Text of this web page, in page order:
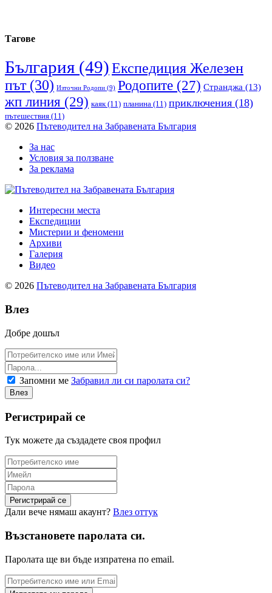
Тагове
България (49)Експедиция Железен
път(30) Източни Родопи (9) Родопите (27) Странджа (13)
жп линия (29) каяк(11) планина (11) приключения (18)
пътешествия (11)
© 2026 Пътеводител на Забравената България
За нас
Условия за ползване
За реклама
Интересни места
Експедиции
Мистерии и феномени
Архиви
Галерия
Видео
© 2026 Пътеводител на Забравената България
Влез
Добре дошъл
Запомни ме Забравил ли си паролата си?
Регистрирай се
Тук можете да създадете своя профил
Дали вече нямаш акаунт? Влез оттук
Възстановете паролата си.
Паролата ще ви бъде изпратена по email.